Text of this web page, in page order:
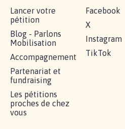
Lancer votre
pétition
Blog - Parlons
Mobilisation
Accompagnement
Partenariat et
fundraising
Les pétitions
proches de chez
vous
Facebook
X
Instagram
TikTok